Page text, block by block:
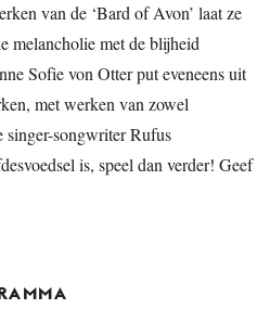
van de ‘Bard of Avon’ laat ze
melancholie met de blijheid
Sofie von Otter put eveneens uit
met werken van zowel
singer-songwriter Rufus
is, speel dan verder! Geef